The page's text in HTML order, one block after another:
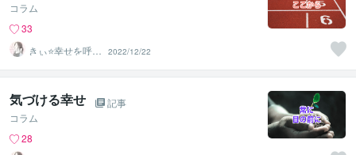
コラム
33
きぃ⭐️幸せを呼び
込むふわっと女
神⭐️
2022/12/22
気づける幸せ
記事
コラム
28